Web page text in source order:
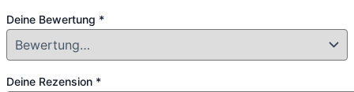
Deine Bewertung *
Deine Rezension *